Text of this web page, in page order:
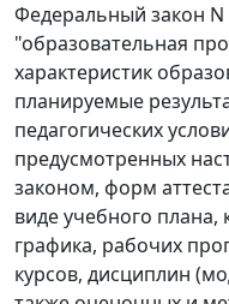
Федеральный закон N
"образовательная
характеристик
планируемые
педагогических
предусмотренных
законом, форм
виде учебного плана,
графика, рабочих
курсов, дисциплин